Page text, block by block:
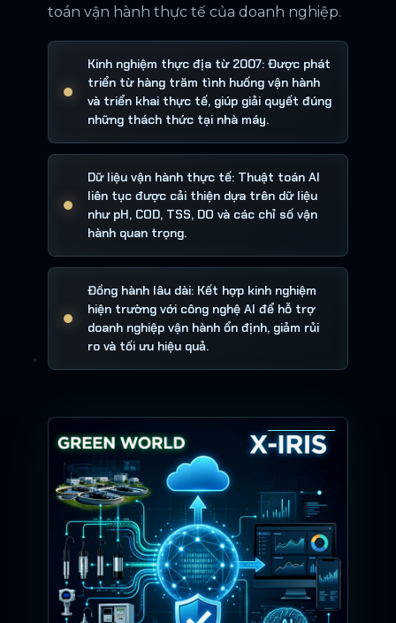
toán vận hành thực tế của doanh nghiệp.
Kinh nghiệm thực địa từ 2007: Được phát
triển từ hàng trăm tình huống vận hành
và triển khai thực tế, giúp giải quyết đúng
những thách thức tại nhà máy.
Dữ liệu vận hành thực tế: Thuật toán AI
liên tục được cải thiện dựa trên dữ liệu
như pH, COD, TSS, DO và các chỉ số vận
hành quan trọng.
Đồng hành lâu dài: Kết hợp kinh nghiệm
hiện trường với công nghệ AI để hỗ trợ
doanh nghiệp vận hành ổn định, giảm rủi
ro và tối ưu hiệu quả.